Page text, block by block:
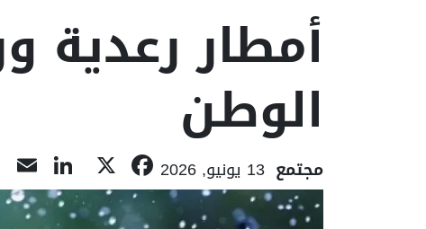
أمطار رعدية
الوطن
مجتمع 13 يونيو, 2026 Facebook